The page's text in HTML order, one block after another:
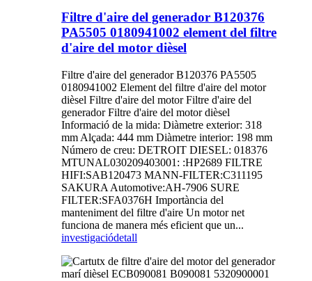
Filtre d'aire del generador B120376
PA5505 0180941002 element del filtre
d'aire del motor dièsel
Filtre d'aire del generador B120376 PA5505
0180941002 Element del filtre d'aire del motor
dièsel Filtre d'aire del motor Filtre d'aire del
generador Filtre d'aire del motor dièsel
Informació de la mida: Diàmetre exterior: 318
mm Alçada: 444 mm Diàmetre interior: 198 mm
Número de creu: DETROIT DIESEL: 018376
MTUNAL030209403001: :HP2689 FILTRE
HIFI:SAB120473 MANN-FILTER:C311195
SAKURA Automotive:AH-7906 SURE
FILTER:SFA0376H Importància del
manteniment del filtre d'aire Un motor net
funciona de manera més eficient que un...
investigaciódetall